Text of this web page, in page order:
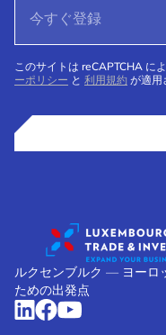
このサイトは reCAPTCHA に
ーポリシー と 利用規約 が適用
ルクセンブルク ― ヨーロ
ための出発点